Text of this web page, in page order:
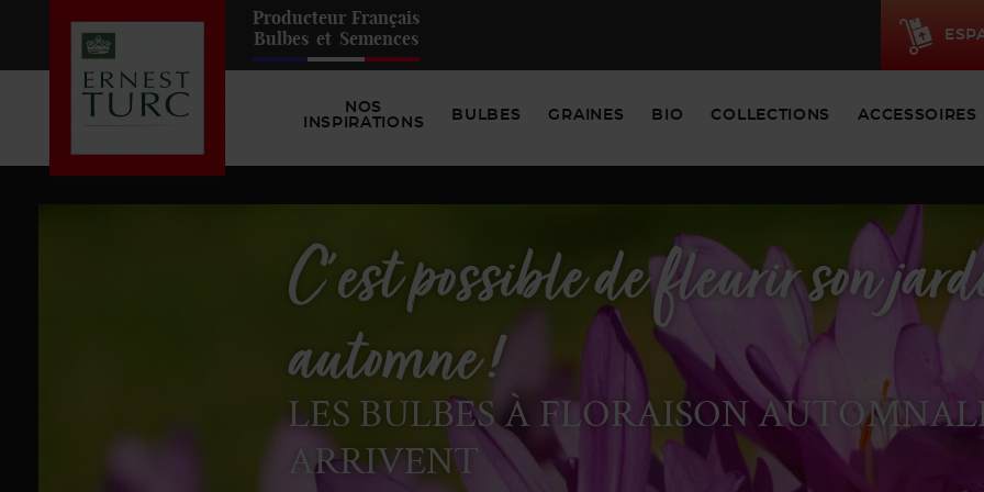
Producteur Français
Bulbes et Semences
NOS
INSPIRATIONS
BULBES GRAINES BIO COLLECTIONS ACCESSOIRES
Fleurissez votre printemps dès
maintenant !
LES BULBES À FLORAISON
PRÉPARENT !